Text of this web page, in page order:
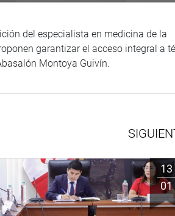
del especialista en medicina de la
garantizar el acceso integral a
Montoya Guivín.
13
01